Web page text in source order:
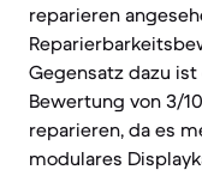
reparieren
Gegensatz dazu ist
Bewertung von 3/
reparieren, da es
modulares